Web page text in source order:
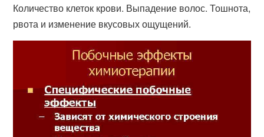
Количество клеток крови. Выпадение волос. Тошнота,
рвота и изменение вкусовых ощущений.